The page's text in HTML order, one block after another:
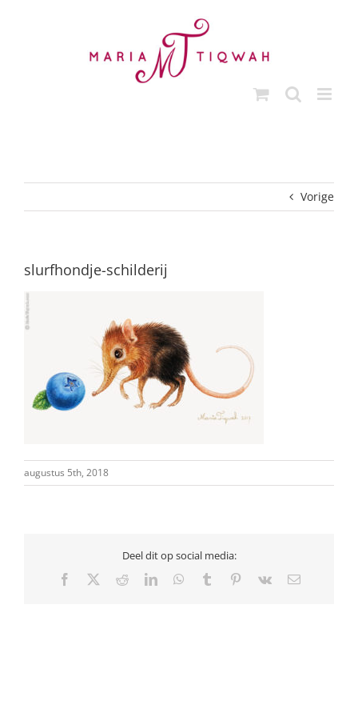
Vorige
slurfhondje-schilderij
augustus 5th, 2018
Deel dit op social media:
Facebook RedditLinkedInWhatsApp
Tumblr Pinterest
Vk
E-